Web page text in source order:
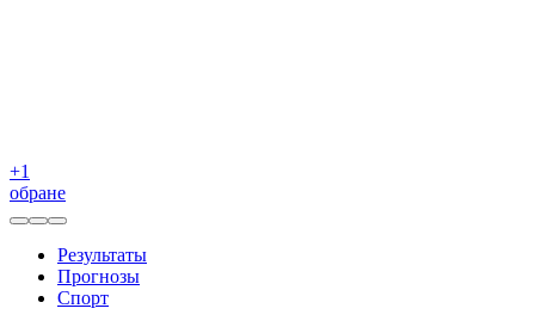
+1
обране
Результаты
Прогнозы
Спорт